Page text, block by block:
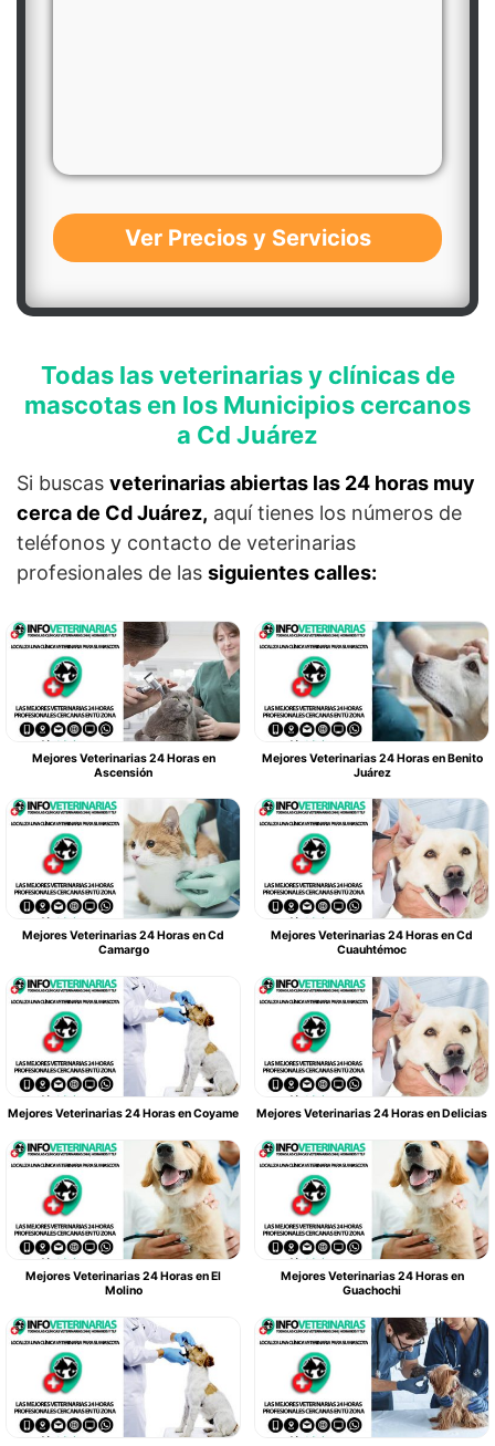
Ver Precios y Servicios
Todas las veterinarias y clínicas de
mascotas en los Municipios cercanos
a Cd Juárez
Si buscas veterinarias abiertas las 24 horas muy
cerca de Cd Juárez, aquí tienes los números de
teléfonos y contacto de veterinarias
profesionales de las siguientes calles:
Mejores Veterinarias 24 Horas en
Ascensión
Mejores Veterinarias 24 Horas en Benito
Juárez
Mejores Veterinarias 24 Horas en Cd
Camargo
Mejores Veterinarias 24 Horas en Cd
Cuauhtémoc
Mejores Veterinarias 24 Horas en Coyame Mejores Veterinarias 24 Horas en Delicias
Mejores Veterinarias 24 Horas en El
Molino
Mejores Veterinarias 24 Horas en
Guachochi